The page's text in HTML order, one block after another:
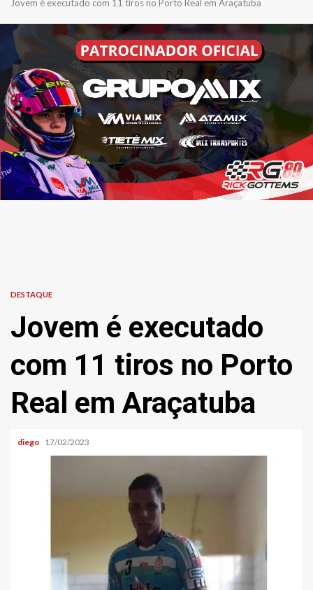
Jovem é executado com 11 tiros no Porto Real em Araçatuba
DESTAQUE
Jovem é executado
com 11 tiros no Porto
Real em Araçatuba
diego 17/02/2023